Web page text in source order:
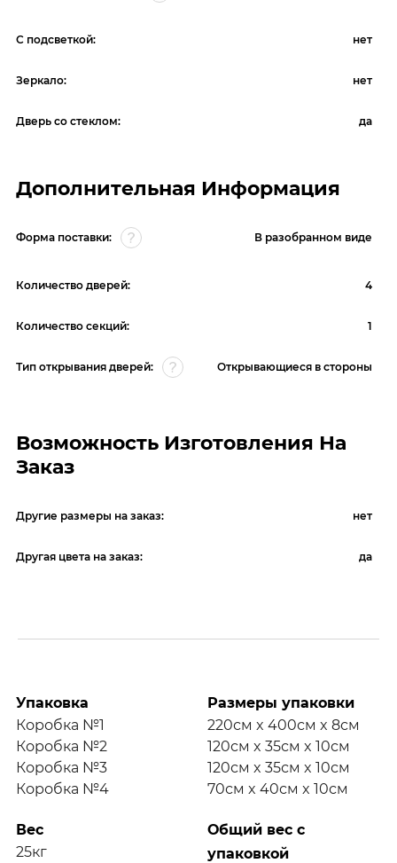
С подсветкой: нет
Зеркало: нет
Дверь со стеклом: да
Дополнительная Информация
Форма поставки: В разобранном виде
Количество дверей: 4
Количество секций: 1
Тип открывания дверей: Открывающиеся в стороны
Возможность Изготовления На
Заказ
Другие размеры на заказ: нет
Другая цвета на заказ: да
Упаковка
Коробка №1
Коробка №2
Коробка №3
Коробка №4
Размеры упаковки
220см x 400см x 8см
120см x 35см x 10см
120см x 35см x 10см
70см x 40см x 10см
Вес
25кг
Общий вес с
упаковкой